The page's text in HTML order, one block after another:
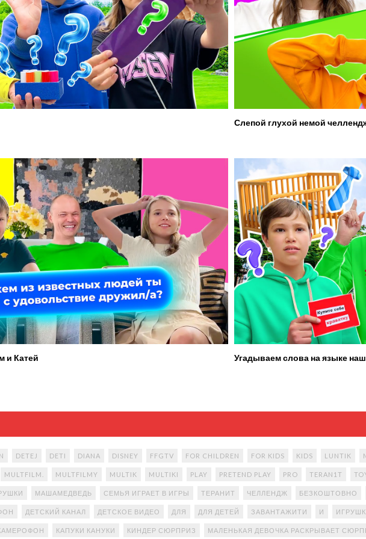
Слепой глухой немой
и Катей Угадываем слова на языке
DETEJ DETI DIANA DISNEY FFGTV FOR CHILDREN FOR KIDS KIDS LUNTIK
MULTFILM. MULTFILMY MULTIK MULTIKI PLAY PRETEND PLAY PRO TERAN1T
МАШАМЕДВЕДЬ СЕМЬЯ ИГРАЕТ В ИГРЫ ТЕРАНИТ ЧЕЛЛЕНДЖ БЕЗКОШТОВНО
ДЕТСКИЙ КАНАЛ ДЕТСКОЕ ВИДЕО ДЛЯ ДЛЯ ДЕТЕЙ ЗАВАНТАЖИТИ И
КАПУКИ КАНУКИ КИНДЕР СЮРПРИЗ МАЛЕНЬКАЯ ДЕВОЧКА РАСКРЫВАЕТ